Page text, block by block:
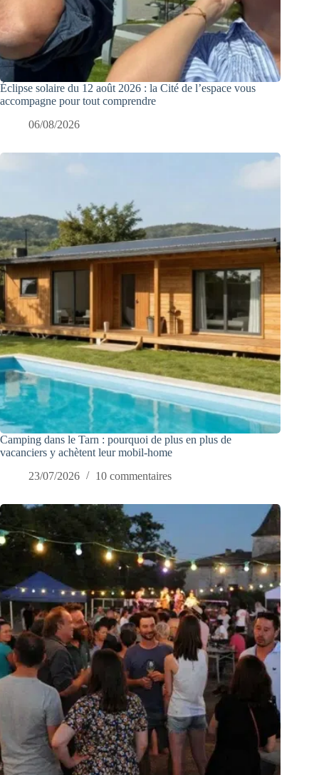
Éclipse solaire du 12 août 2026 : la Cité de l’espace vous
accompagne pour tout comprendre
06/08/2026
Camping dans le Tarn : pourquoi de plus en plus de
vacanciers y achètent leur mobil-home
23/07/2026
10 commentaires